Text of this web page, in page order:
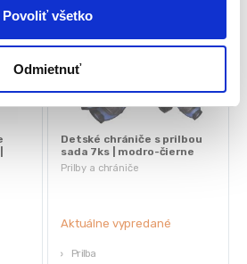
Povoliť všetko
Odmietnuť
Prilby a chrániče
Detské chrániče s prilbou
sada 7ks | modro-čierne
Aktuálne vypredané
Prilba